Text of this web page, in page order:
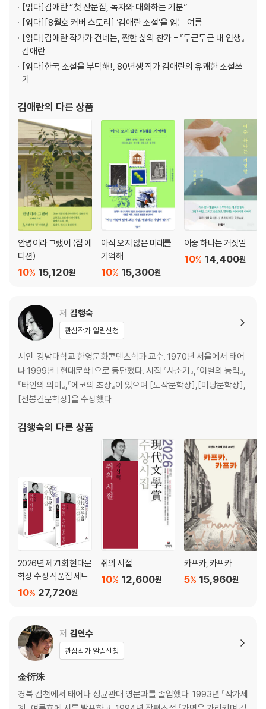
[읽다]김애란 “첫 산문집, 독자와 대화하는 기분”
[읽다][8월호 커버 스토리] ‘김애란 소설’을 읽는 여름
[읽다]김애란 작가가 건네는, 짠한 삶의 찬가 - 『두근두근 내 인생』
김애란
[읽다]한국 소설을 부탁해!, 80년생 작가 김애란의 유쾌한 소설쓰
기
김애란의 다른 상품
안녕이라 그랬어 (집 에
디션)
15,120원
10%
아직 오지 않은 미래를
기억해
15,300원
10%
이중 하나는 거짓말
14,400원
10%
저 김행숙
관심작가 알림신청
시인. 강남대학교 한영문화콘텐츠학과 교수. 1970년 서울에서 태어
나 1999년 [현대문학]으로 등단했다. 시집 『사춘기』,『이별의 능력』,
『타인의 의미』,『에코의 초상』이 있으며 [노작문학상],[미당문학상],
[전봉건문학상]을 수상했다.
김행숙의 다른 상품
2026년 제71회 현대문
학상 수상 작품집 세트
27,720원
10%
쥐의 시절
12,600원
10%
카프카, 카프카
15,960원
5%
저 김연수
관심작가 알림신청
金衍洙
경북 김천에서 태어나 성균관대 영문과를 졸업했다. 1993년 『작가세